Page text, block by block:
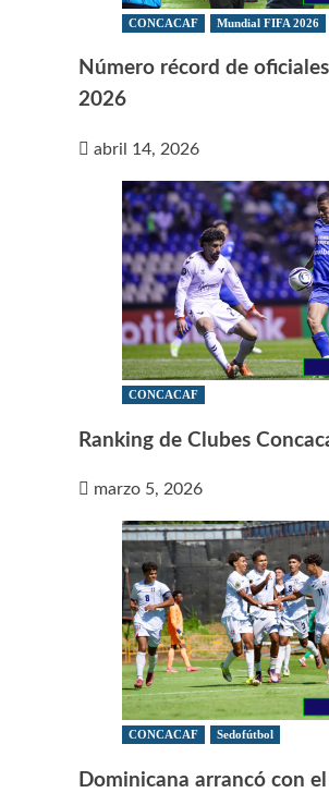
CONCACAF Mundial FIFA 2026
Número récord de
2026
abril 14, 2026
CONCACAF
Ranking de Clubes
marzo 5, 2026
CONCACAF Sedofútbol
Dominicana arrancó con